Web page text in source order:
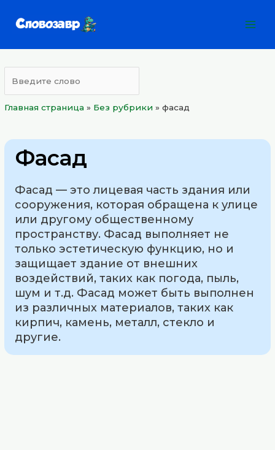
Главная страница » Без рубрики »фасад
Фасад
Фасад — это лицевая часть здания или
сооружения, которая обращена к улице
или другому общественному
пространству. Фасад выполняет не
только эстетическую функцию, но и
защищает здание от внешних
воздействий, таких как погода, пыль,
шум и т.д. Фасад может быть выполнен
из различных материалов, таких как
кирпич, камень, металл, стекло и
другие.